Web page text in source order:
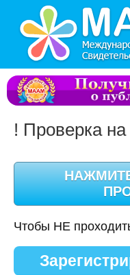
! Проверка на
Чтобы НЕ